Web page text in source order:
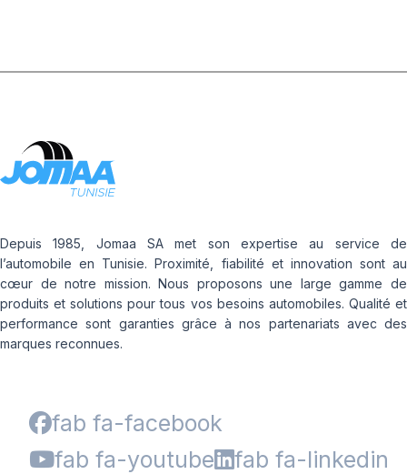
Depuis 1985, Jomaa SA met son expertise au service de
l’automobile en Tunisie. Proximité, fiabilité et innovation sont au
cœur de notre mission. Nous proposons une large gamme de
produits et solutions pour tous vos besoins automobiles. Qualité et
performance sont garanties grâce à nos partenariats avec des
marques reconnues.
fab fa-facebook
fab fa-youtube
fab fa-linkedin